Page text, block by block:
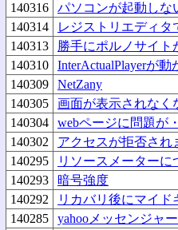
140316
パソコンが起動しな
140314
レジストリエディタ
140313
勝手にポルノサイト
140310
InterActualPlayerが動
140309
NetZany
140305
画面が表示されなく
140304
webページに問題が
140302
アクセスが拒否され
140295
リソースメーターに
140293
暗号強度
140292
リカバリ後にマイド
140285
yahooメッセンジャー